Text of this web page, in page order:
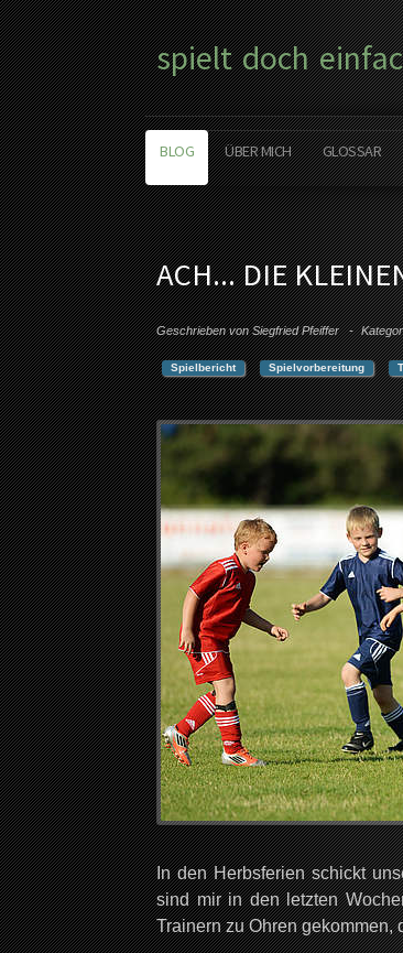
spielt doch
BLOG ÜBER MICH GLOSSAR
ACH... DIE
Geschrieben vonSiegfried Pfeiffer
Spielbericht Spielvorbereitung
In den Herbsferien schickt
sind mir in den letzten
Trainern zu Ohren